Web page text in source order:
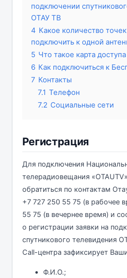
подключении
ОТАУ ТВ
4 Какое количество
подключить к одной
5 Что такое карта
6 Как подключиться к
7 Контакты
7.1 Телефон
7.2 Социальные сети
Регистрация
Для подключения
телерадиовещания
обратиться по контактам
+7 727 250 55 75 (в рабочее
55 75 (в вечернее время) и
о регистрации заявки на
спутникового телевидения
Call-центра зафиксирует
Ф.И.О.;